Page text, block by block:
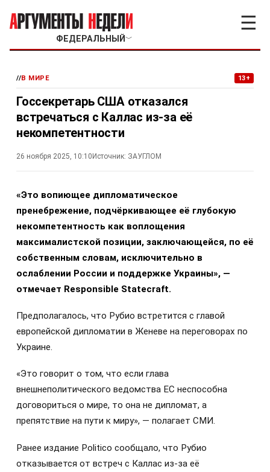
ФЕДЕРАЛЬНЫЙ ﹀
☰
//В МИРЕ 13+
Госсекретарь США отказался
встречаться с Каллас из-за её
некомпетентности
26 ноября 2025, 10:10 Источник: ЗАУГЛОМ
«Это вопиющее дипломатическое
пренебрежение, подчёркивающее её глубокую
некомпетентность как воплощения
максималистской позиции, заключающейся, по её
собственным словам, исключительно в
ослаблении России и поддержке Украины», —
отмечает Responsible Statecraft.
Предполагалось, что Рубио встретится с главой
европейской дипломатии в Женеве на переговорах по
Украине.
«Это говорит о том, что если глава
внешнеполитического ведомства ЕС неспособна
договориться о мире, то она не дипломат, а
препятствие на пути к миру», — полагает СМИ.
Ранее издание Politico сообщало, что Рубио
отказывается от встреч с Каллас из-за её